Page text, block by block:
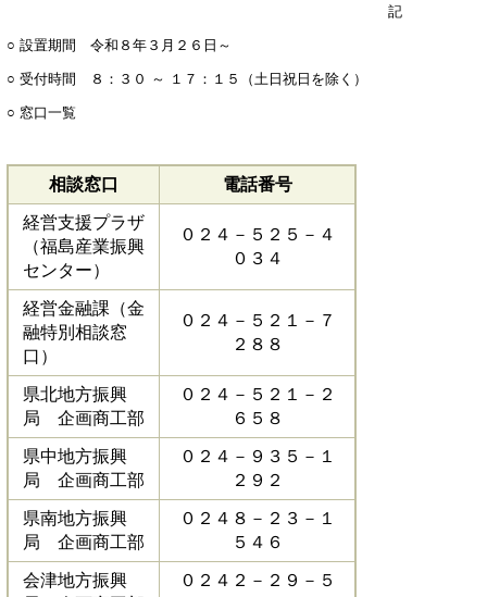
記
○ 設置期間 令和８年３月２６日～
○ 受付時間 ８：３０ ～ １７：１５（土日祝日を除く）
○ 窓口一覧
相談窓口 電話番号
経営支援プラザ
（福島産業振興
センター）
０２４－５２５－４
０３４
経営金融課（金
融特別相談窓
口）
０２４－５２１－７
２８８
県北地方振興
局 企画商工部
０２４－５２１－２
６５８
県中地方振興
局 企画商工部
０２４－９３５－１
２９２
県南地方振興
局 企画商工部
０２４８－２３－１
５４６
会津地方振興
０２４２－２９－５